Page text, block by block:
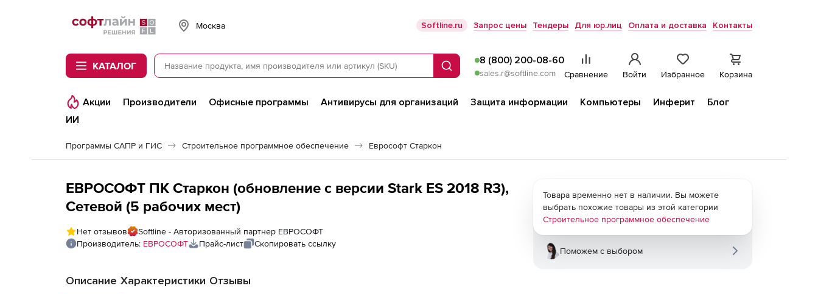
Softline
Москва Softline.ru Запрос цены Тендеры Для юр.лиц Оплата и доставка Контакты
КАТАЛОГ Поиск
8 (800) 200-08-60
sales.r@softline.com Сравнение Войти Избранное Корзина
Акции Производители Офисные программы Антивирусы для организаций Защита информации Компьютеры Инферит
Блог
ИИ
Программы САПР и ГИС Строительное программное обеспечение Еврософт Старкон
ЕВРОСОФТ ПК Старкон (обновление с версии Stark ES 2018 R3),
Сетевой (5 рабочих мест)
Нет отзывов
Softline - Авторизованный партнер ЕВРОСОФТ
Производитель: ЕВРОСОФТ Прайс-лист Скопировать ссылку
Описание Характеристики Отзывы
Товара временно нет в наличии. Вы можете
выбрать похожие товары из этой категории
Строительное программное обеспечение
Поможем с выбором